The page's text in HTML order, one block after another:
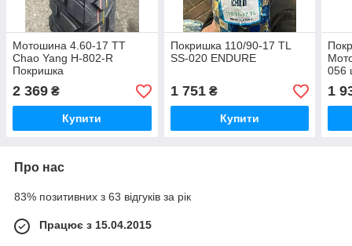
Мотошина 4.60-17 ТТ
Chao Yang H-802-R
Покришка
2 369 ₴
Купити
Покришка 110/90-17 TL
SS-020 ENDURE
1 751₴
Купити
056
1
Про нас
83% позитивних з 63 відгуків за рік
Працює з 15.04.2015